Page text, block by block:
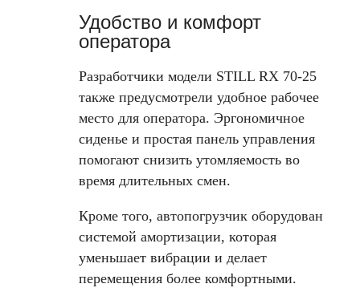
Удобство и комфорт
оператора
Разработчики модели STILL RX 70-25
также предусмотрели удобное рабочее
место для оператора. Эргономичное
сиденье и простая панель управления
помогают снизить утомляемость во
время длительных смен.
Кроме того, автопогрузчик оборудован
системой амортизации, которая
уменьшает вибрации и делает
перемещения более комфортными.